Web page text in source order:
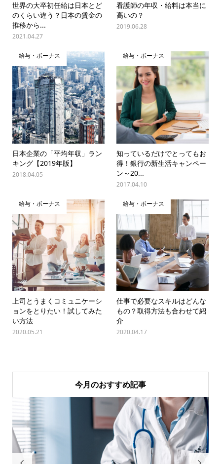
世界の大卒初任給は日本とど
のくらい違う？日本の賃金の
推移から...
2021.04.27
看護師の年収・給料は本当に
高いの？
2019.06.28
給与・ボーナス
日本企業の「平均年収」ラン
キング【2019年版】
2018.04.05
給与・ボーナス
知っているだけでとってもお
得！銀行の新生活キャンペー
ン～20...
2017.04.10
給与・ボーナス
上司とうまくコミュニケーシ
ョンをとりたい！試してみた
い方法
2020.05.21
給与・ボーナス
仕事で必要なスキルはどんな
もの？取得方法も合わせて紹
介
2020.04.17
今月のおすすめ記事